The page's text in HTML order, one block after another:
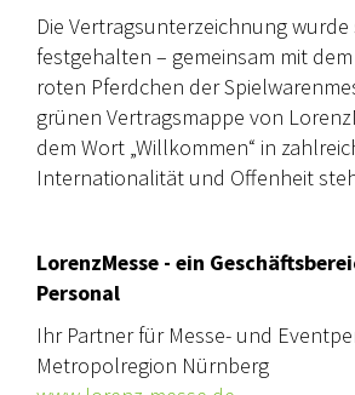
Die Vertragsunterzeichnung
festgehalten – gemeinsam mit
roten Pferdchen der
grünen Vertragsmappe von
dem Wort „Willkommen“ in
Internationalität und Offenheit
LorenzMesse - ein
Personal
Ihr Partner für Messe- und
Metropolregion Nürnberg